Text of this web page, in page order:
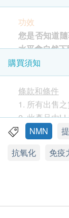
功效
您是否知道
水平會自然
NAD+
預防與年齡
NMN，B-煙
粒體中的能
Life Nutrition
認證
300毫克，
購買須知
條款和條件
1. 所有出售之
2. 此產品由
3. 如有任何
NMN
抗氧化
免疫